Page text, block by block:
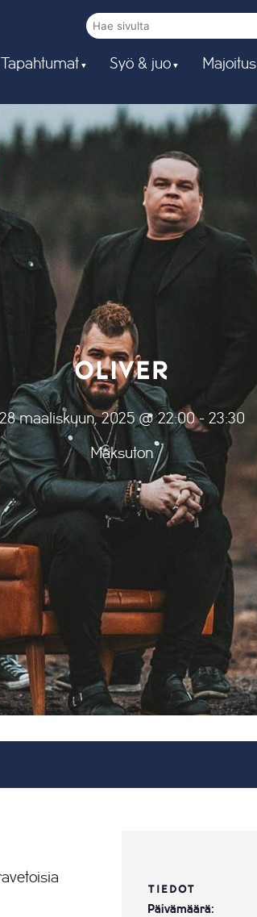
Tapahtumat Syö & juo Majoitus
OLIVER
28 maaliskuun, 2025 @ 22:00- 23:30
Maksuton
TIEDOT
Päivämäärä: